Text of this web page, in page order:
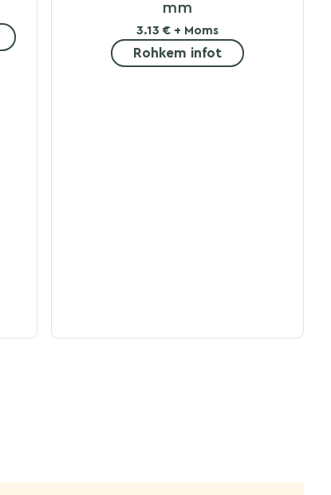
mm
3.13 € + Moms
Rohkem infot